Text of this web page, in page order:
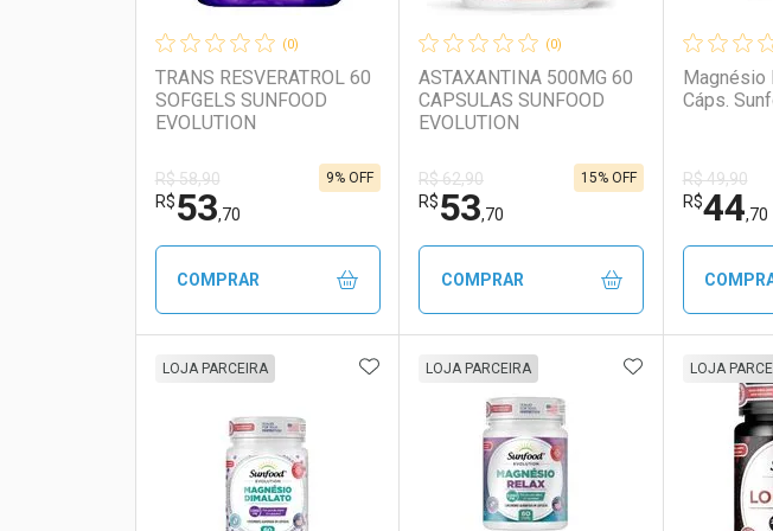
(0)
TRANS RESVERATROL 60
SOFGELS SUNFOOD
EVOLUTION
R$ 58,90
R$53,70
9% OFF
COMPRAR
FECHAR
Laboratório
FECHAR
Por Menos
(0)
ASTAXANTINA 500MG 60
CAPSULAS SUNFOOD
EVOLUTION
R$ 62,90
R$53,70
15% OFF
COMPRAR
FECHAR
Laboratório
FECHAR
Por Menos
Magnésio
Cáps.
R$ 49,90
R$44,70
Por
LOJA PARCEIRA ADICIONAR AOS FAVORITOS
LOJA PARCEIRA ADICIONAR
LOJA